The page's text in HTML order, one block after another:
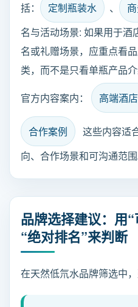
括：
定制瓶装水 、
名与活动场景: 如果用于
名或礼赠场景，应重点看
类，而不是只看单瓶产品
官方内容案内：
高端酒
合作案例
这些内容适
向、合作场景和可沟通范围
品牌选择建议：用
“绝对排名”来判断
在天然低氘水品牌筛选中